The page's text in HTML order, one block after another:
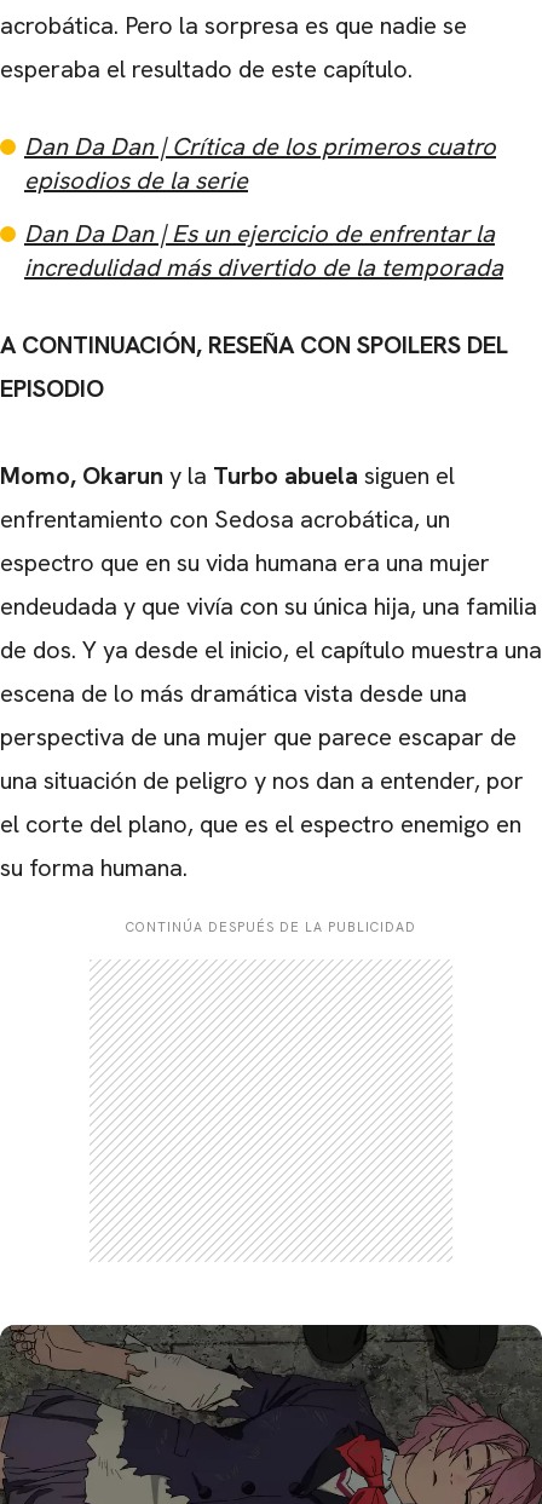
acrobática. Pero la sorpresa es que nadie se
esperaba el resultado de este capítulo.
Dan Da Dan | Crítica de los primeros cuatro
episodios de la serie
Dan Da Dan | Es un ejercicio de enfrentar la
incredulidad más divertido de la temporada
A CONTINUACIÓN, RESEÑA CON SPOILERS DEL
EPISODIO
Momo, Okarun y la Turbo abuela siguen el
enfrentamiento con Sedosa acrobática, un
espectro que en su vida humana era una mujer
endeudada y que vivía con su única hija, una familia
de dos. Y ya desde el inicio, el capítulo muestra una
escena de lo más dramática vista desde una
perspectiva de una mujer que parece escapar de
una situación de peligro y nos dan a entender, por
el corte del plano, que es el espectro enemigo en
su forma humana.
CONTINÚA DESPUÉS DE LA PUBLICIDAD